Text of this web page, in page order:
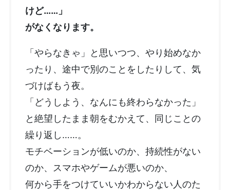
けど……」
がなくなります。
「やらなきゃ」と思いつつ、やり始めなか
ったり、途中で別のことをしたりして、気
づけばもう夜。
「どうしよう、なんにも終わらなかった」
と絶望したまま朝をむかえて、同じことの
繰り返し……。
モチベーションが低いのか、持続性がない
のか、スマホやゲームが悪いのか、
何から手をつけていいかわからない人のた